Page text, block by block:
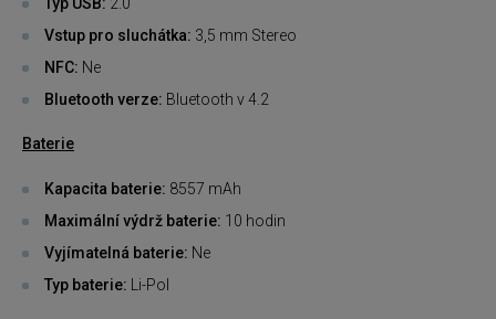
Vstup pro sluchátka: 3,5 mm Stereo
NFC: Ne
Bluetooth verze: Bluetooth v 4.2
Baterie
Kapacita baterie: 8557 mAh
Maximální výdrž baterie: 10 hodin
Vyjímatelná baterie: Ne
Typ baterie: Li-Pol